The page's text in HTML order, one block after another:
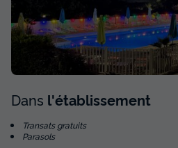
Dans l'établissement
Transats gratuits
Parasols